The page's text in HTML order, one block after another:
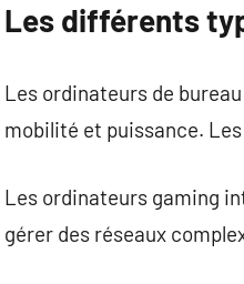
Les différents
Les ordinateurs de
mobilité et puissance.
Les ordinateurs gaming
gérer des réseaux